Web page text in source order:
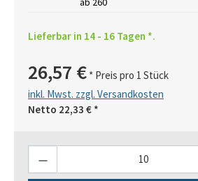
Lieferbar in 14 - 16 Tagen *.
26,57 € * Preis pro 1 Stück
inkl. Mwst. zzgl. Versandkosten
Netto 22,33 € *